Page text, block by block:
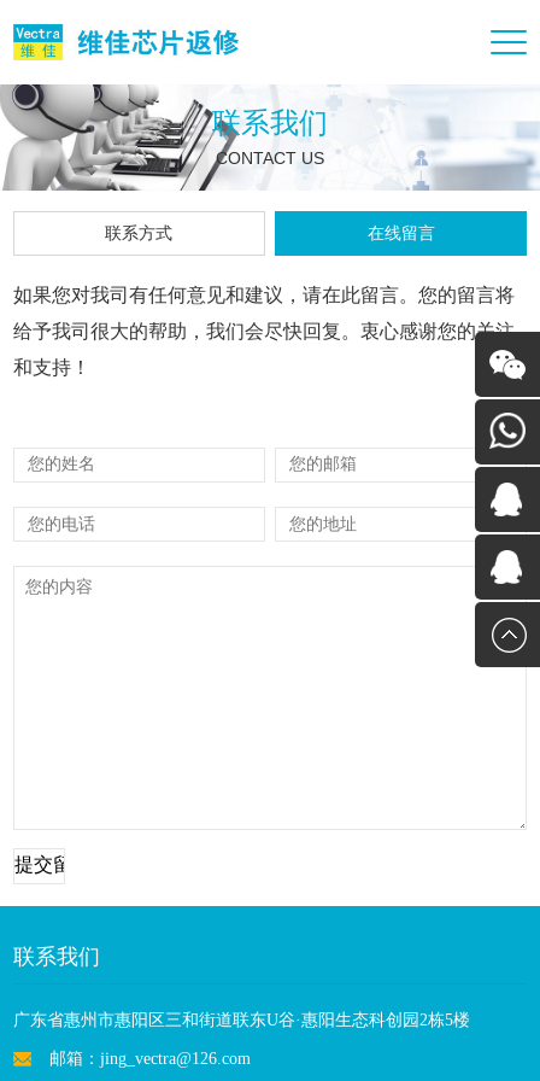
联系我们
CONTACT US
联系方式 在线留言
如果您对我司有任何意见和建议，请在此留言。您的留言将
给予我司很大的帮助，我们会尽快回复。衷心感谢您的关注
和支持！
联系我们
广东省惠州市惠阳区三和街道联东U谷·惠阳生态科创园2栋5楼
邮箱：jing_vectra@126.com
微信二
维码
李经理
李经理
张小姐